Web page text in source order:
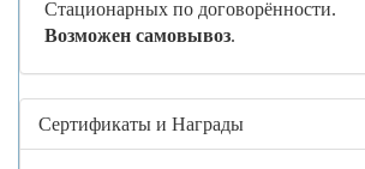
Стационарных по договорённости.
Возможен самовывоз.
Сертификаты и Награды